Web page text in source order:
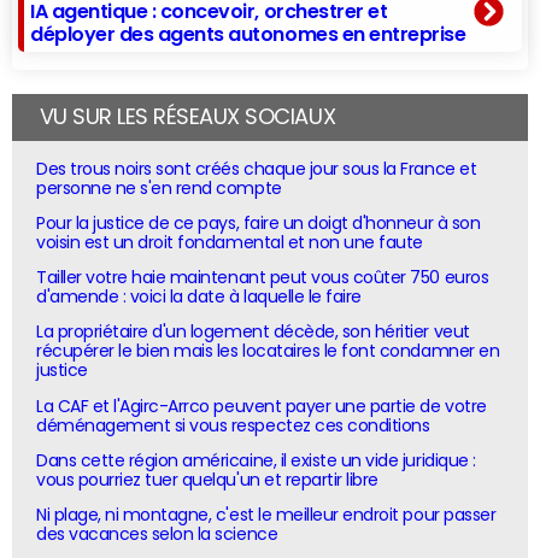
IA agentique : concevoir, orchestrer et
déployer des agents autonomes en entreprise
VU SUR LES RÉSEAUX SOCIAUX
Des trous noirs sont créés chaque jour sous la France et
personne ne s'en rend compte
Pour la justice de ce pays, faire un doigt d'honneur à son
voisin est un droit fondamental et non une faute
Tailler votre haie maintenant peut vous coûter 750 euros
d'amende : voici la date à laquelle le faire
La propriétaire d'un logement décède, son héritier veut
récupérer le bien mais les locataires le font condamner en
justice
La CAF et l'Agirc-Arrco peuvent payer une partie de votre
déménagement si vous respectez ces conditions
Dans cette région américaine, il existe un vide juridique :
vous pourriez tuer quelqu'un et repartir libre
Ni plage, ni montagne, c'est le meilleur endroit pour passer
des vacances selon la science